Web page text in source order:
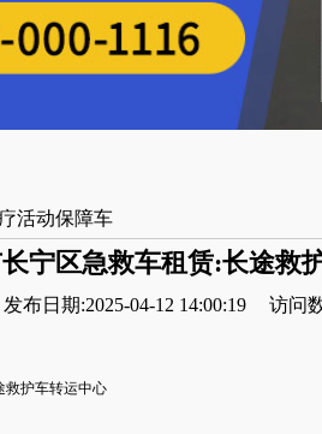
活动保障车
宁区急救车租赁:长途救
发布日期:2025-04-12 14:00:19 访问
救护车转运中心